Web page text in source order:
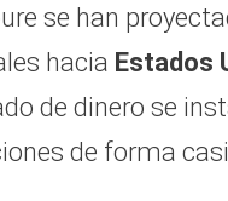
se han
hacia Estados
de dinero se
de forma